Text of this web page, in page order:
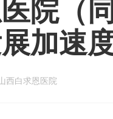
院（
加速
西白求恩医院